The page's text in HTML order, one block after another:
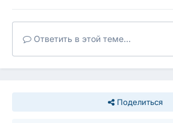
Ответить в этой теме...
Поделиться